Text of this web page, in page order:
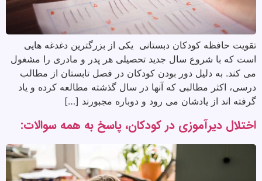
تقویت حافظه کودکان دبستانی یکی از بزرگترین دغدغه هایی
است که با شروع سال جدید تحصیلی هر پدر و مادری را مشغول
می کند. به دلیل دور بودن کودکان در فصل تابستان از مطالب
درسی، اکثر مطالبی که آنها در سال گذشته مطالعه کرده و یاد
گرفته اند از یادشان می رود و دوباره مجبورند […]
اختلال دیرآموزی در کودکان، پاسخ به همه سوالات: